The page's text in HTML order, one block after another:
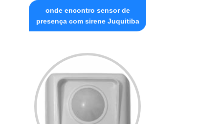
onde encontro sensor de
presença com sirene Juquitiba